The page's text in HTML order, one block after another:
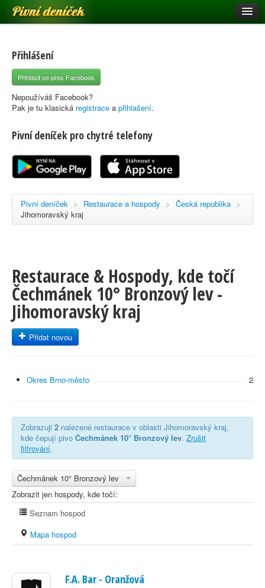
Pivní deníček
Pivní mapa
Pivní značky
Nápověda
Registrace
Přihlášení
Přihlásit se přes Facebook
Nepoužíváš Facebook?
Pak je tu klasická registrace a přihlašení.
Pivní deníček pro chytré telefony
Pivní deníček > Restaurace a hospody > Česká republika >
Jihomoravský kraj
Restaurace & Hospody, kde točí
Čechmánek 10° Bronzový lev -
Jihomoravský kraj
Přidat novou
Okres Brno-město 2
Zobrazuji 2 nalezené restaurace v oblasti Jihomoravský kraj,
kde čepují pivo Čechmánek 10° Bronzový lev. Zrušit
filtrování.
Čechmánek 10° Bronzový lev
Zobrazit jen hospody, kde točí:
Seznam hospod
Mapa hospod
F.A. Bar - Oranžová